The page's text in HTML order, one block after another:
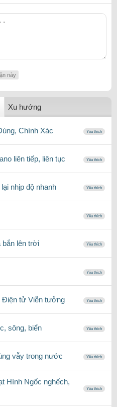
này
Xu hướng
Chính Xác Yêu thích
liên tiếp, liên tục Yêu thích
nhịp độ nhanh Yêu thích
Yêu thích
bắn lên trời Yêu thích
Yêu thích
Điện tử Viễn tưởng Yêu thích
sông, biển Yêu thích
vẫy trong nước Yêu thích
Hình Ngốc nghếch,
Yêu thích